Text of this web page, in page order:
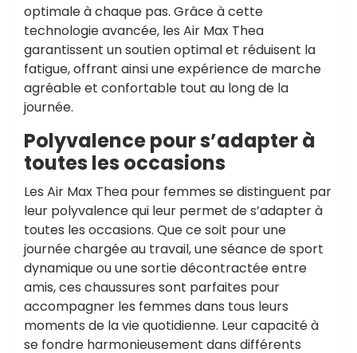
optimale à chaque pas. Grâce à cette
technologie avancée, les Air Max Thea
garantissent un soutien optimal et réduisent la
fatigue, offrant ainsi une expérience de marche
agréable et confortable tout au long de la
journée.
Polyvalence pour s’adapter à
toutes les occasions
Les Air Max Thea pour femmes se distinguent par
leur polyvalence qui leur permet de s’adapter à
toutes les occasions. Que ce soit pour une
journée chargée au travail, une séance de sport
dynamique ou une sortie décontractée entre
amis, ces chaussures sont parfaites pour
accompagner les femmes dans tous leurs
moments de la vie quotidienne. Leur capacité à
se fondre harmonieusement dans différents